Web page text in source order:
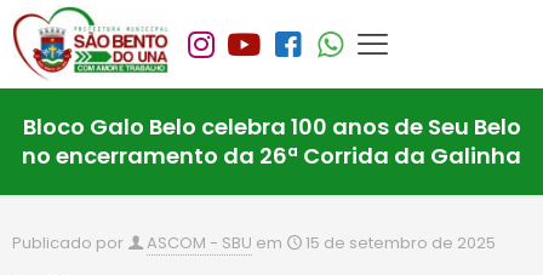
Bloco Galo Belo celebra 100 anos de Seu Belo
no encerramento da 26ª Corrida da Galinha
Publicado por ASCOM - SBU em 15 de setembro de 2025